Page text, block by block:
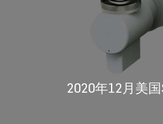
2020年12月美